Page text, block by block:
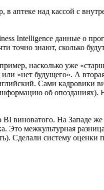
аптеке над кассой с
Intelligence данные о
точно знают, сколько
насколько уже
«нет будущего». А
Сами кадровики
об опозданиях).
виноватого. На Западе
Это межкультурная
систему оценки